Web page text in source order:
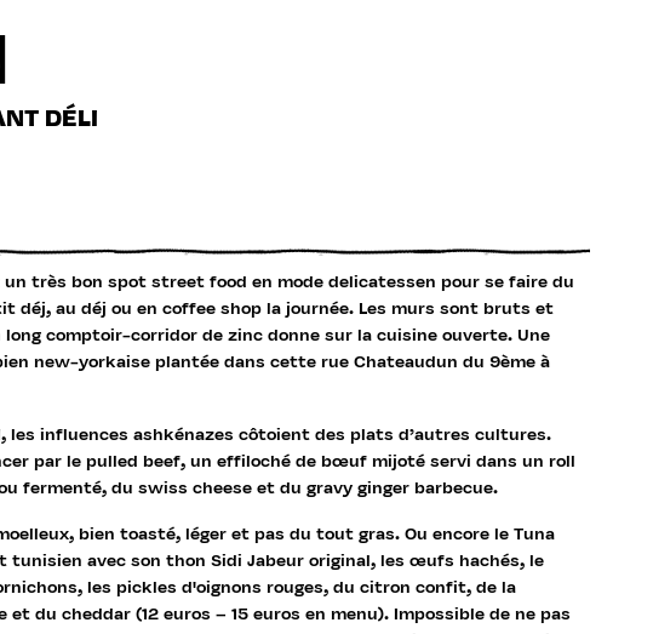
DÉLI
un très bon spot street food en mode delicatessen pour se faire du
déj, au déj ou en coffee shop la journée. Les murs sont bruts et
comptoir-corridor de zinc donne sur la cuisine ouverte. Une
new-yorkaise plantée dans cette rue Chateaudun du 9ème à
les influences ashkénazes côtoient des plats d’autres cultures.
par le pulled beef, un effiloché de bœuf mijoté servi dans un roll
fermenté, du swiss cheese et du gravy ginger barbecue.
bien toasté, léger et pas du tout gras. Ou encore le Tuna
tunisien avec son thon Sidi Jabeur original, les œufs hachés, le
les pickles d'oignons rouges, du citron confit, de la
et du cheddar (12 euros – 15 euros en menu). Impossible de ne pas